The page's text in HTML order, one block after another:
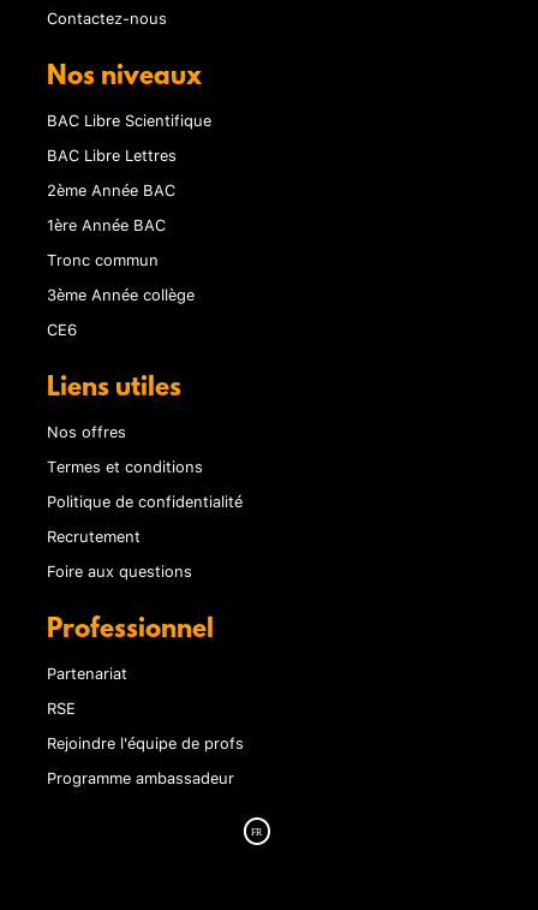
Contactez-nous
Nos niveaux
BAC Libre Scientifique
BAC Libre Lettres
2ème Année BAC
1ère Année BAC
Tronc commun
3ème Année collège
CE6
Liens utiles
Nos offres
Termes et conditions
Politique de confidentialité
Recrutement
Foire aux questions
Professionnel
Partenariat
RSE
Rejoindre l'équipe de profs
Programme ambassadeur